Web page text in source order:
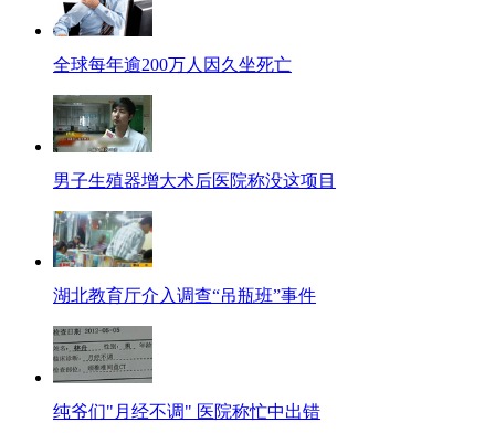
全球每年逾200万人因久坐死亡
男子生殖器增大术后医院称没这项目
湖北教育厅介入调查“吊瓶班”事件
纯爷们"月经不调" 医院称忙中出错